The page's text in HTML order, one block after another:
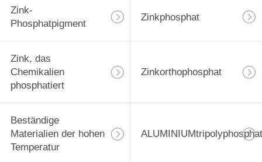
Zink-
Phosphatpigment
Zinkphosphat
Zink, das
Chemikalien
phosphatiert
Zinkorthophosphat
Beständige
Materialien der hohen
Temperatur
ALUMINIUMtripolyphosphat